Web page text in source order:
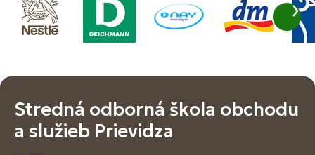
Stredná odborná škola obchodu
a služieb Prievidza